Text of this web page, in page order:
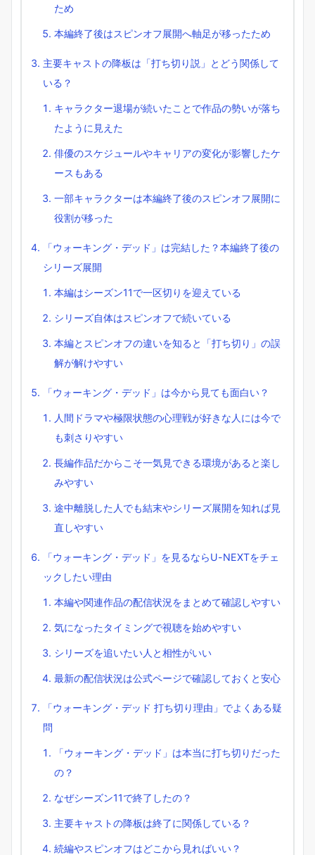
ため
本編終了後はスピンオフ展開へ軸足が移ったため
主要キャストの降板は「打ち切り説」とどう関係して
いる？
キャラクター退場が続いたことで作品の勢いが落ち
たように見えた
俳優のスケジュールやキャリアの変化が影響したケ
ースもある
一部キャラクターは本編終了後のスピンオフ展開に
役割が移った
「ウォーキング・デッド」は完結した？本編終了後の
シリーズ展開
本編はシーズン11で一区切りを迎えている
シリーズ自体はスピンオフで続いている
本編とスピンオフの違いを知ると「打ち切り」の誤
解が解けやすい
「ウォーキング・デッド」は今から見ても面白い？
人間ドラマや極限状態の心理戦が好きな人には今で
も刺さりやすい
長編作品だからこそ一気見できる環境があると楽し
みやすい
途中離脱した人でも結末やシリーズ展開を知れば見
直しやすい
「ウォーキング・デッド」を見るならU-NEXTをチェ
ックしたい理由
本編や関連作品の配信状況をまとめて確認しやすい
気になったタイミングで視聴を始めやすい
シリーズを追いたい人と相性がいい
最新の配信状況は公式ページで確認しておくと安心
「ウォーキング・デッド 打ち切り理由」でよくある疑
問
「ウォーキング・デッド」は本当に打ち切りだった
の？
なぜシーズン11で終了したの？
主要キャストの降板は終了に関係している？
続編やスピンオフはどこから見ればいい？